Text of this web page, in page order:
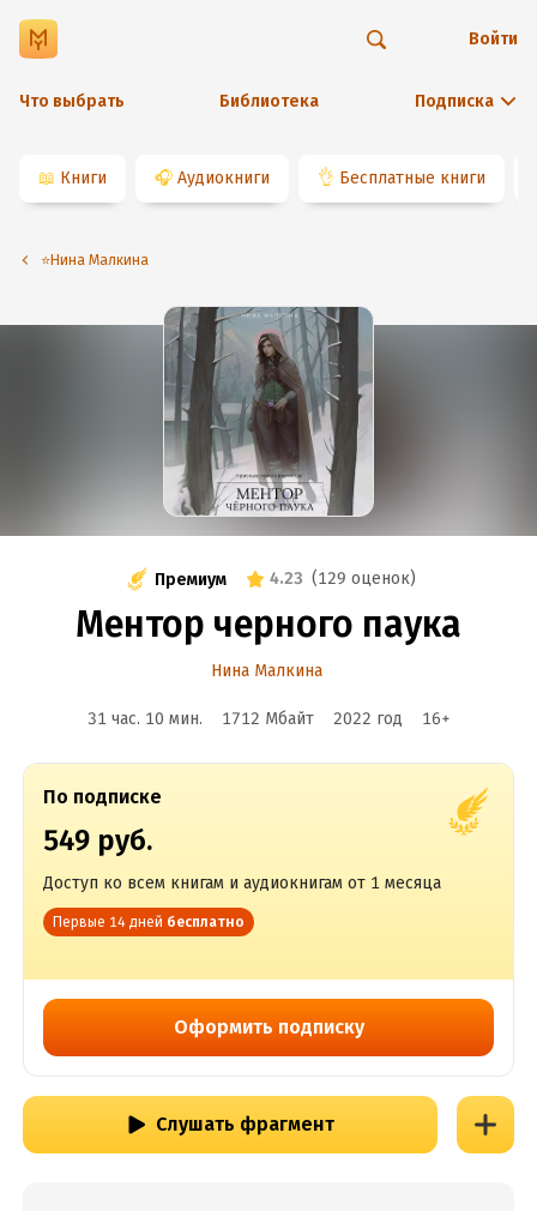
Что выбрать Библиотека Подписка
Войти
📖 Книги 🎧 Аудиокниги 👌 Бесплатные книги
⭐️Нина Малкина
Премиум 4.23 (129 оценок)
Ментор черного паука
Нина Малкина
31 час. 10 мин. 1712 Мбайт 2022 год 16+
По подписке
549 руб.
Доступ ко всем книгам и аудиокнигам от 1 месяца
Первые 14 дней бесплатно
Оформить подписку
Слушать фрагмент